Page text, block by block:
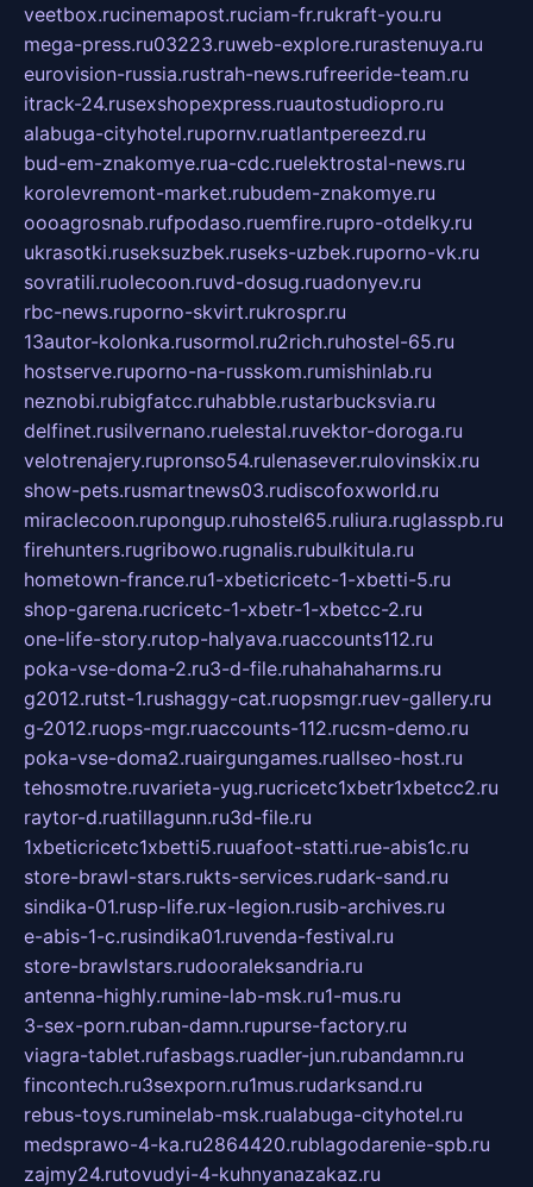
veetbox.rucinemapost.ruciam-fr.rukraft-you.ru
mega-press.ru03223.ruweb-explore.rurastenuya.ru
eurovision-russia.rustrah-news.rufreeride-team.ru
itrack-24.rusexshopexpress.ruautostudiopro.ru
alabuga-cityhotel.rupornv.ruatlantpereezd.ru
bud-em-znakomye.rua-cdc.ruelektrostal-news.ru
korolevremont-market.rubudem-znakomye.ru
oooagrosnab.rufpodaso.ruemfire.rupro-otdelky.ru
ukrasotki.ruseksuzbek.ruseks-uzbek.ruporno-vk.ru
sovratili.ruolecoon.ruvd-dosug.ruadonyev.ru
rbc-news.ruporno-skvirt.rukrospr.ru
13autor-kolonka.rusormol.ru2rich.ruhostel-65.ru
hostserve.ruporno-na-russkom.rumishinlab.ru
neznobi.rubigfatcc.ruhabble.rustarbucksvia.ru
delfinet.rusilvernano.ruelestal.ruvektor-doroga.ru
velotrenajery.rupronso54.rulenasever.rulovinskix.ru
show-pets.rusmartnews03.rudiscofoxworld.ru
miraclecoon.rupongup.ruhostel65.ruliura.ruglasspb.ru
firehunters.rugribowo.rugnalis.rubulkitula.ru
hometown-france.ru1-xbeticricetc-1-xbetti-5.ru
shop-garena.rucricetc-1-xbetr-1-xbetcc-2.ru
one-life-story.rutop-halyava.ruaccounts112.ru
poka-vse-doma-2.ru3-d-file.ruhahahaharms.ru
g2012.rutst-1.rushaggy-cat.ruopsmgr.ruev-gallery.ru
g-2012.ruops-mgr.ruaccounts-112.rucsm-demo.ru
poka-vse-doma2.ruairgungames.ruallseo-host.ru
tehosmotre.ruvarieta-yug.rucricetc1xbetr1xbetcc2.ru
raytor-d.ruatillagunn.ru3d-file.ru
1xbeticricetc1xbetti5.ruuafoot-statti.rue-abis1c.ru
store-brawl-stars.rukts-services.rudark-sand.ru
sindika-01.rusp-life.rux-legion.rusib-archives.ru
e-abis-1-c.rusindika01.ruvenda-festival.ru
store-brawlstars.rudooraleksandria.ru
antenna-highly.rumine-lab-msk.ru1-mus.ru
3-sex-porn.ruban-damn.rupurse-factory.ru
viagra-tablet.rufasbags.ruadler-jun.rubandamn.ru
fincontech.ru3sexporn.ru1mus.rudarksand.ru
rebus-toys.ruminelab-msk.rualabuga-cityhotel.ru
medsprawo-4-ka.ru2864420.rublagodarenie-spb.ru
zajmy24.rutovudyi-4-kuhnyanazakaz.ru